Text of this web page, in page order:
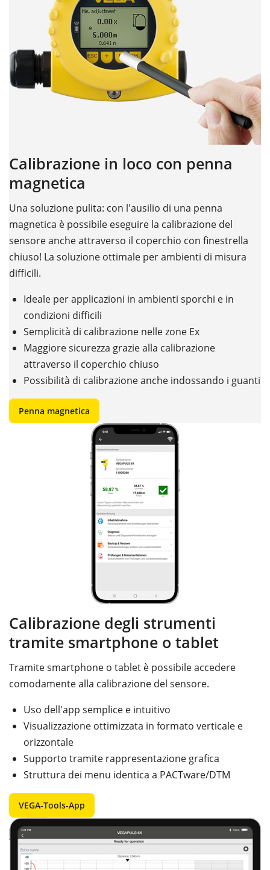
Calibrazione in loco con penna
magnetica
Una soluzione pulita: con l'ausilio di una penna
magnetica è possibile eseguire la calibrazione del
sensore anche attraverso il coperchio con finestrella
chiuso! La soluzione ottimale per ambienti di misura
difficili.
Ideale per applicazioni in ambienti sporchi e in
condizioni difficili
Semplicità di calibrazione nelle zone Ex
Maggiore sicurezza grazie alla calibrazione
attraverso il coperchio chiuso
Possibilità di calibrazione anche indossando i guanti
Penna magnetica
Calibrazione degli strumenti
tramite smartphone o tablet
Tramite smartphone o tablet è possibile accedere
comodamente alla calibrazione del sensore.
Uso dell'app semplice e intuitivo
Visualizzazione ottimizzata in formato verticale e
orizzontale
Supporto tramite rappresentazione grafica
Struttura dei menu identica a PACTware/DTM
VEGA-Tools-App